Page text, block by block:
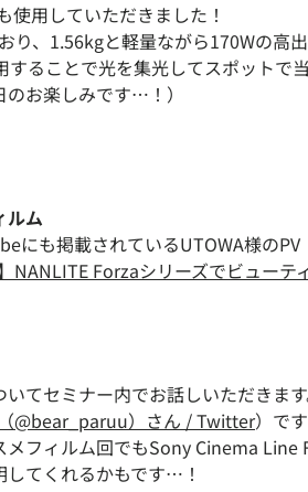
使用していただきました！
り、1.56kgと軽量ながら170Wの高
することで光を集光してスポットで
のお楽しみです…！）
ルム
にも掲載されているUTOWA様のPV
NANLITE Forzaシリーズでビュー
てセミナー内でお話しいただきます
@bear_paruu）さん / Twitter）です
メフィルム回でもSony Cinema Line
てくれるかもです…！